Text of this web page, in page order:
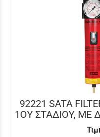
92221 SATA
1ΟΥ ΣΤΑΔΙΟΥ, ΜΕ